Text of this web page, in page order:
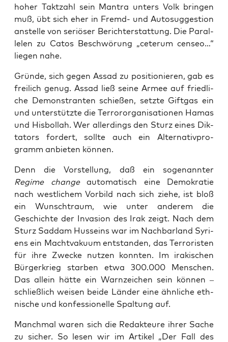
hoher Takt­zahl sein Man­tra unters Volk brin­gen
muß, übt sich eher in Fremd- und Auto­sug­ges­ti­on
anstel­le von seriö­ser Bericht­erstat­tung. Die Par­al­
le­len zu Catos Beschwö­rung „ceter­um cen­seo…“
lie­gen nahe.
Grün­de, sich gegen Assad zu posi­tio­nie­ren, gab es
frei­lich genug. Assad ließ sei­ne Armee auf fried­li­
che Demons­tran­ten schie­ßen, setz­te Gift­gas ein
und unter­stütz­te die Ter­ror­or­ga­ni­sa­tio­nen Hamas
und His­bol­lah. Wer aller­dings den Sturz eines Dik­
ta­tors for­dert, soll­te auch ein Alter­na­tiv­pro­
gramm anbie­ten können.
Denn die Vor­stel­lung, daß ein soge­nann­ter
Regime chan­geauto­ma­tisch eine Demo­kra­tie
nach west­li­chem Vor­bild nach sich zie­he, ist bloß
ein Wunsch­traum, wie unter ande­rem die
Geschich­te der Inva­si­on des Irak zeigt. Nach dem
Sturz Sad­dam Hus­s­eins war im Nach­bar­land Syri­
ens ein Macht­va­ku­um ent­stan­den, das Ter­ro­ris­ten
für ihre Zwe­cke nut­zen konn­ten. Im ira­ki­schen
Bür­ger­krieg star­ben etwa 300.000 Men­schen.
Das allein hät­te ein Warn­zei­chen sein kön­nen –
schließ­lich wei­sen bei­de Län­der eine ähn­li­che eth­
ni­sche und kon­fes­sio­nel­le Spal­tung auf.
Manch­mal waren sich die Redak­teu­re ihrer Sache
zu sicher. So lesen wir im Arti­kel „Der Fall des